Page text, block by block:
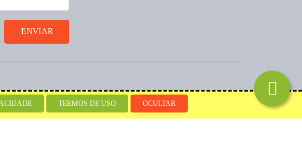
Desenvolvido por
TERMOS DE USO OCULTAR